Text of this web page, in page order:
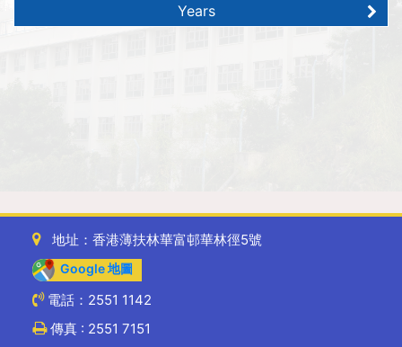
Years
地址：香港薄扶林華富邨華林徑5號
Google 地圖
電話：2551 1142
傳真 : 2551 7151